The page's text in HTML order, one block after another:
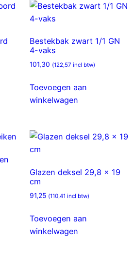
Bestekbak zwart 1/1 GN
4-vaks
101,30 (122,57 incl btw)
Toevoegen aan
winkelwagen
Glazen deksel 29,8 x 19
cm
91,25 (110,41 incl btw)
Toevoegen aan
winkelwagen